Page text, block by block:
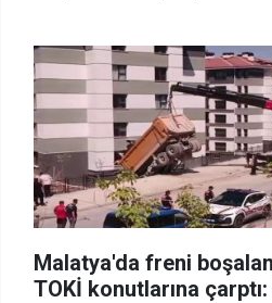
Malatya'da freni
TOKİ konutlarına